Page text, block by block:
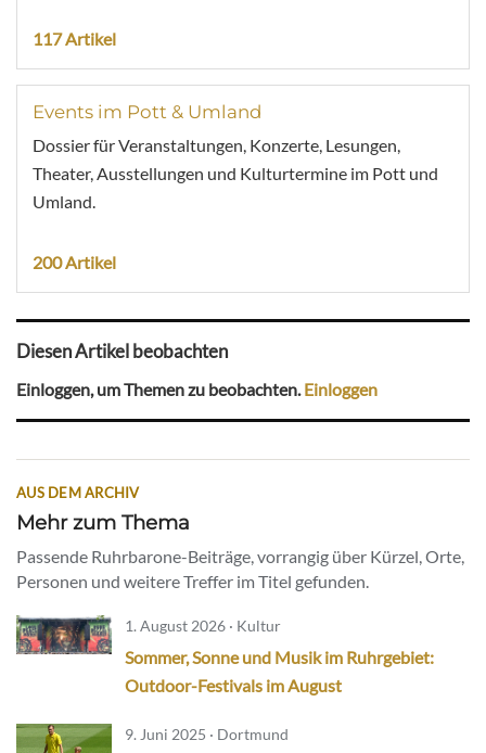
117 Artikel
Events im Pott & Umland
Dossier für Veranstaltungen, Konzerte, Lesungen,
Theater, Ausstellungen und Kulturtermine im Pott und
Umland.
200 Artikel
Diesen Artikel beobachten
Einloggen, um Themen zu beobachten.Einloggen
AUS DEM ARCHIV
Mehr zum Thema
Passende Ruhrbarone-Beiträge, vorrangig über Kürzel, Orte,
Personen und weitere Treffer im Titel gefunden.
1. August 2026 · Kultur
Sommer, Sonne und Musik im Ruhrgebiet:
Outdoor-Festivals im August
9. Juni 2025 · Dortmund